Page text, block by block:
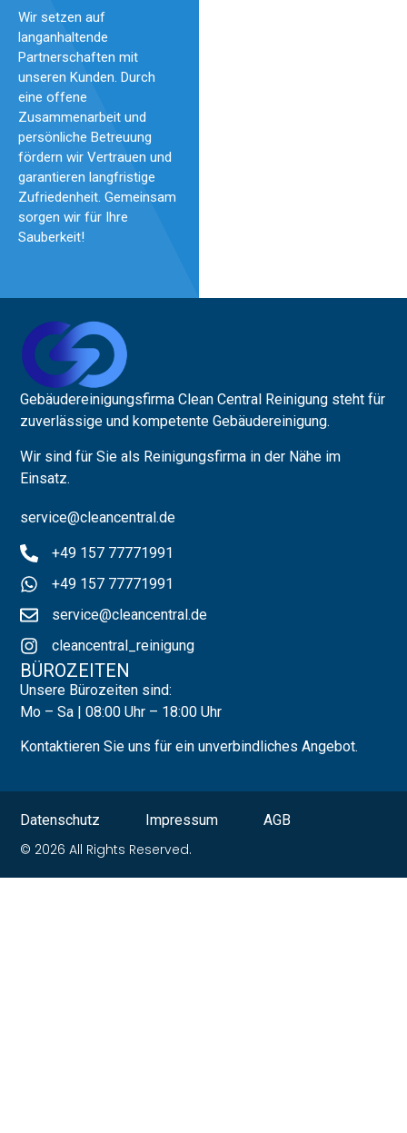
Wir setzen auf
langanhaltende
Partnerschaften mit
unseren Kunden. Durch
eine offene
Zusammenarbeit und
persönliche Betreuung
fördern wir Vertrauen und
garantieren langfristige
Zufriedenheit. Gemeinsam
sorgen wir für Ihre
Sauberkeit!
Gebäudereinigungsfirma Clean Central Reinigung steht für
zuverlässige und kompetente Gebäudereinigung.
Wir sind für Sie als Reinigungsfirma in der Nähe im
Einsatz.
service@cleancentral.de
+49 157 77771991
+49 157 77771991
service@cleancentral.de
cleancentral_reinigung
BÜROZEITEN
Unsere Bürozeiten sind:
Mo – Sa | 08:00 Uhr – 18:00 Uhr
Kontaktieren Sie uns für ein unverbindliches Angebot.
Datenschutz Impressum AGB
© 2026 All Rights Reserved.